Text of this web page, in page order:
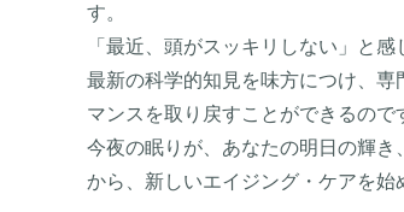
す。
「最近、頭がスッキリしない」と
最新の科学的知見を味方につけ、
マンスを取り戻すことができるので
今夜の眠りが、あなたの明日の輝
から、新しいエイジング・ケアを始